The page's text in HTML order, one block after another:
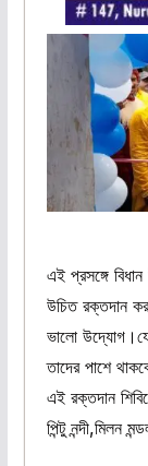
এই প্রসঙ্গে
উচিত রক্তদান
ভালো
তাদের পাশে
এই রক্তদান
পিন্টু নন্দী,মিলন